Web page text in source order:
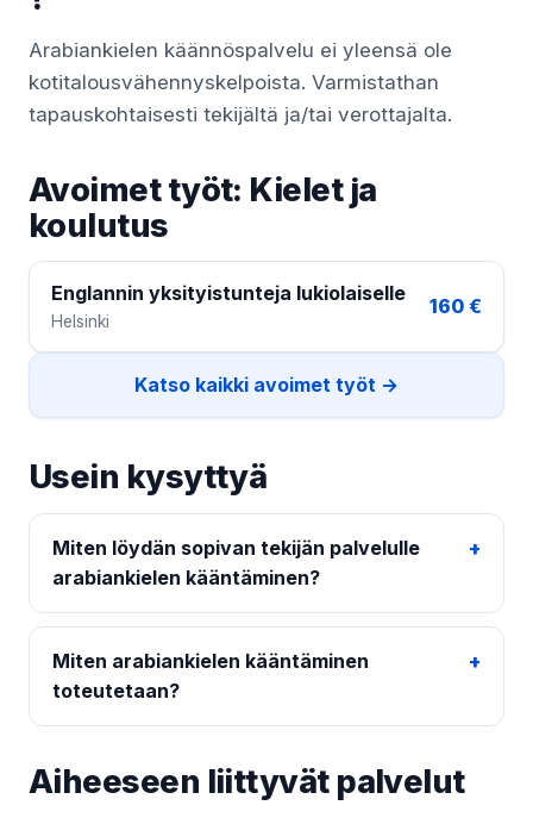
Arabiankielen käännöspalvelu ei yleensä ole
kotitalousvähennyskelpoista. Varmistathan
tapauskohtaisesti tekijältä ja/tai verottajalta.
Avoimet työt: Kielet ja
koulutus
Englannin yksityistunteja lukiolaiselle
Helsinki
160 €
Katso kaikki avoimet työt →
Usein kysyttyä
Miten löydän sopivan tekijän palvelulle
arabiankielen kääntäminen?
Miten arabiankielen kääntäminen
toteutetaan?
Aiheeseen liittyvät palvelut